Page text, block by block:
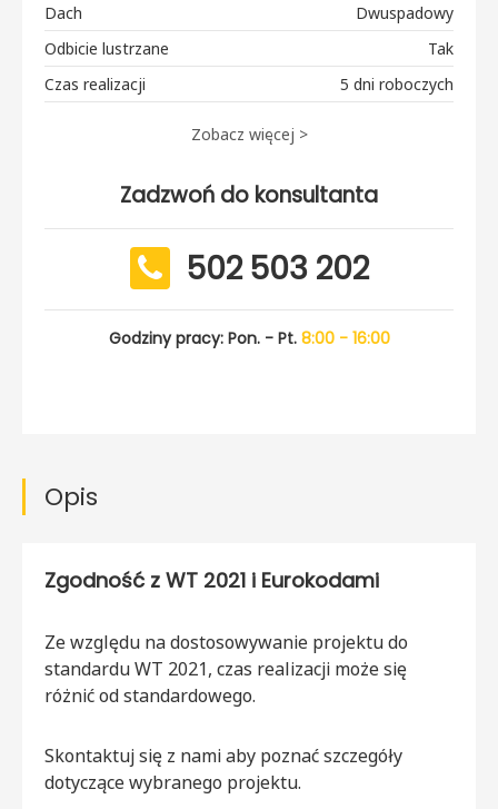
Dach
Dwuspadowy
Odbicie lustrzane
Tak
Czas realizacji
5 dni roboczych
Zobacz więcej >
Zadzwoń do konsultanta
502 503 202
Godziny pracy: Pon. - Pt. 8:00 - 16:00
Opis
Zgodność z WT 2021 i Eurokodami
Ze względu na dostosowywanie projektu do
standardu WT 2021, czas realizacji może się
różnić od standardowego.
Skontaktuj się z nami aby poznać szczegóły
dotyczące wybranego projektu.